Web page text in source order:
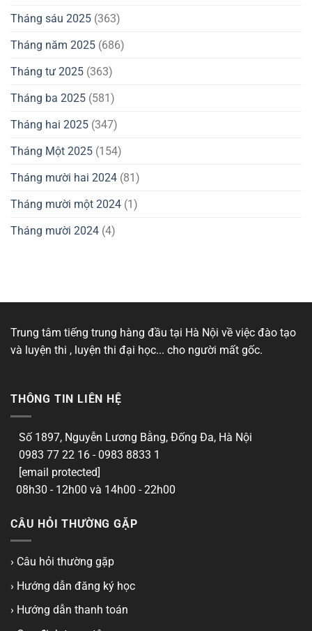
Tháng sáu 2025 (363)
Tháng năm 2025 (686)
Tháng tư 2025 (363)
Tháng ba 2025 (581)
Tháng hai 2025 (347)
Tháng Một 2025 (154)
Tháng mười hai 2024 (81)
Tháng mười một 2024 (1)
Tháng mười 2024 (4)
Trung tâm tiếng trung hàng đầu tại Hà Nội về việc đào tạo
và luyện thi , luyện thi đại học... cho người mất gốc.
THÔNG TIN LIÊN HỆ
Số 1897, Nguyễn Lương Bằng, Đống Đa, Hà Nội
0983 77 22 16 - 0983 8833 1
[email protected]
08h30 - 12h00 và 14h00 - 22h00
CÂU HỎI THƯỜNG GẶP
› Câu hỏi thường gặp
› Hướng dẫn đăng ký học
› Hướng dẫn thanh toán